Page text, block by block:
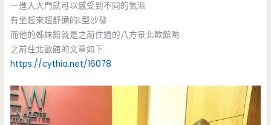
一進入大門就可以感受到不同的氣派
有坐起來超舒適的L型沙發
而他的姊妹館就是之前住過的八方景北歐館喲
之前住北歐館的文章如下
https://cythia.net/16078